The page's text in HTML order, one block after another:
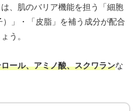
、肌のバリア機能を担う「細胞
」・「皮脂」を補う成分が配合
う。
ール、アミノ酸、スクワランな